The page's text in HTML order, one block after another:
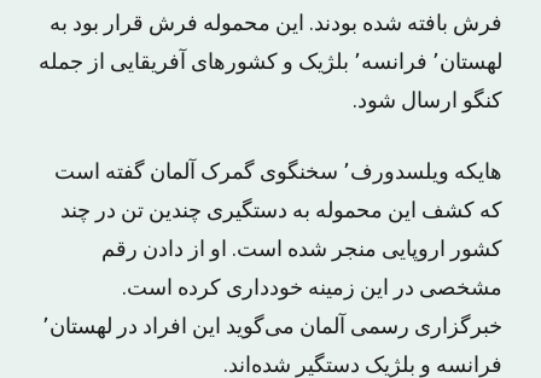
فرش بافته شده بودند. این محموله فرش قرار بود به
لهستان٬ فرانسه٬ بلژیک و کشورهای آفریقایی از جمله
کنگو ارسال شود.
هایکه ویلسدورف٬ سخنگوی گمرک آلمان گفته است
که کشف این محموله به دستگیری چندین تن در چند
کشور اروپایی منجر شده است. او از دادن رقم
مشخصی در این زمینه خودداری کرده است.
خبرگزاری رسمی آلمان می‌گوید این افراد در لهستان٬
فرانسه و بلژیک دستگیر شده‌اند.